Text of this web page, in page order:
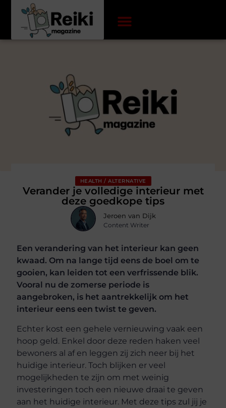
HEALTH / ALTERNATIVE
Verander je volledige interieur met
deze goedkope tips
Jeroen van Dijk
Content Writer
Een verandering van het interieur kan geen
kwaad. Om na lange tijd eens de boel om te
gooien, kan leiden tot een verfrissende blik.
Vooral nu de zomerse periode is
aangebroken, is het aantrekkelijk om het
interieur eens een twist te geven.
Echter kost een gehele vernieuwing vaak een
hoop geld. Enkel door deze reden haken veel
bewoners al af en leggen zij zich neer bij het
huidige interieur. Toch blijken er veel
mogelijkheden te zijn om met weinig
investeringen toch een nieuwe draai te geven
aan het huidige interieur. Met deze tips zul jij je